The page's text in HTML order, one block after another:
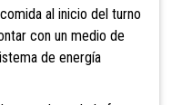
al inicio del turno
con un medio de
de energía